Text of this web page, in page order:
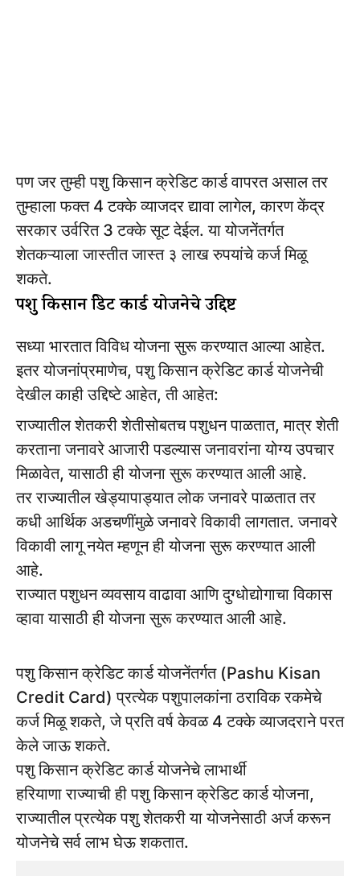
पण जर तुम्ही पशु किसान क्रेडिट कार्ड वापरत असाल तर
तुम्हाला फक्त 4 टक्के व्याजदर द्यावा लागेल, कारण केंद्र
सरकार उर्वरित 3 टक्के सूट देईल. या योजनेंतर्गत
शेतकऱ्याला जास्तीत जास्त ३ लाख रुपयांचे कर्ज मिळू
शकते.
पशु किसान क्रेडिट कार्ड योजनेचे उद्दिष्ट
सध्या भारतात विविध योजना सुरू करण्यात आल्या आहेत.
इतर योजनांप्रमाणेच, पशु किसान क्रेडिट कार्ड योजनेची
देखील काही उद्दिष्टे आहेत, ती आहेत:
राज्यातील शेतकरी शेतीसोबतच पशुधन पाळतात, मात्र शेती
करताना जनावरे आजारी पडल्यास जनावरांना योग्य उपचार
मिळावेत, यासाठी ही योजना सुरू करण्यात आली आहे.
तर राज्यातील खेड्यापाड्यात लोक जनावरे पाळतात तर
कधी आर्थिक अडचणींमुळे जनावरे विकावी लागतात. जनावरे
विकावी लागू नयेत म्हणून ही योजना सुरू करण्यात आली
आहे.
राज्यात पशुधन व्यवसाय वाढावा आणि दुग्धोद्योगाचा विकास
व्हावा यासाठी ही योजना सुरू करण्यात आली आहे.
पशु किसान क्रेडिट कार्ड योजनेंतर्गत (Pashu Kisan
Credit Card) प्रत्येक पशुपालकांना ठराविक रकमेचे
कर्ज मिळू शकते, जे प्रति वर्ष केवळ 4 टक्के व्याजदराने परत
केले जाऊ शकते.
पशु किसान क्रेडिट कार्ड योजनेचे लाभार्थी
हरियाणा राज्याची ही पशु किसान क्रेडिट कार्ड योजना,
राज्यातील प्रत्येक पशु शेतकरी या योजनेसाठी अर्ज करून
योजनेचे सर्व लाभ घेऊ शकतात.